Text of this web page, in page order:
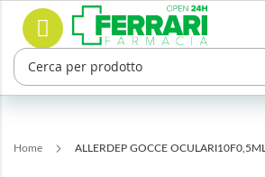
Salta
contenuto
Home ALLERDEP GOCCE OCULARI10F0,5ML